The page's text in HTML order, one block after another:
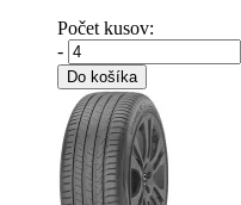
Počet kusov:
-
Do košíka